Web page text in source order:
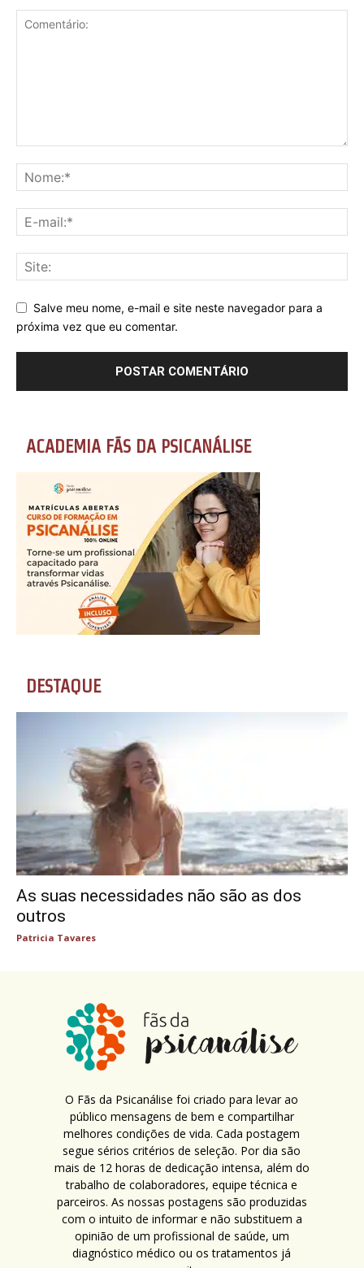
Salve meu nome, e-mail e site neste navegador para a
próxima vez que eu comentar.
ACADEMIA FÃS DA PSICANÁLISE
DESTAQUE
As suas necessidades não são as dos
outros
Patricia Tavares
O Fãs da Psicanálise foi criado para levar ao
público mensagens de bem e compartilhar
melhores condições de vida. Cada postagem
segue sérios critérios de seleção. Por dia são
mais de 12 horas de dedicação intensa, além do
trabalho de colaboradores, equipe técnica e
parceiros. As nossas postagens são produzidas
com o intuito de informar e não substituem a
opinião de um profissional de saúde, um
diagnóstico médico ou os tratamentos já